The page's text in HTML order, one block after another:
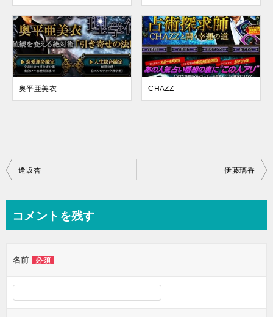
奥平亜美衣 CHAZZ
投
ビ
ー
シ
ョ
逢坂杏 伊藤璃香
コメントを残す
名前 必須